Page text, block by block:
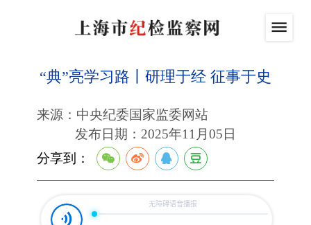
“典”亮学习路丨研理于经 征事于史
来源：中央纪委国家监委网站
发布日期：2025年11月05日
分享到：